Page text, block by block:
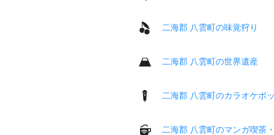
二海郡 八雲町の味覚狩り
二海郡 八雲町の世界遺産
二海郡 八雲町のカラオケボ
二海郡 八雲町のマンガ喫茶